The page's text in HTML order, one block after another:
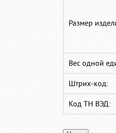
Размер
Вес одной
Штрих-код:
Код ТН ВЭД: